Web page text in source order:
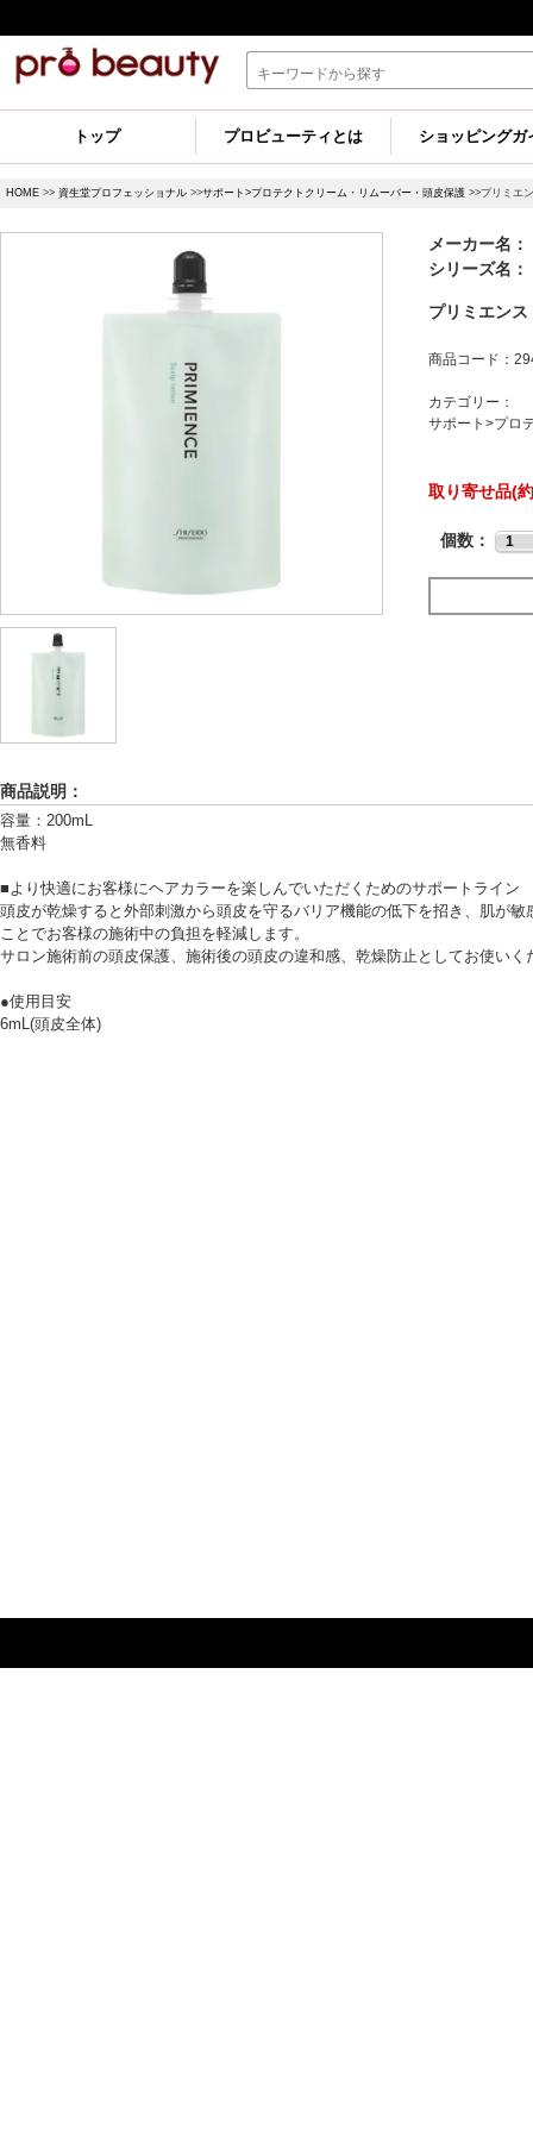
トップ プロビューティとは ショッピングガ
HOME >> 資生堂プロフェッショナル >>サポート>プロテクトクリーム・リムーバー・頭皮保護 >>プリミエ
メーカー名
シリーズ名
プリミエン
商品コード：
カテゴリー：
サポート>プロ
取り寄せ品(
個数：
商品説明：
容量：200mL
無香料
■より快適にお客様にヘアカラーを楽しんでいただくためのサポートライン
頭皮が乾燥すると外部刺激から頭皮を守るバリア機能の低下を招き、肌が
ことでお客様の施術中の負担を軽減します。
サロン施術前の頭皮保護、施術後の頭皮の違和感、乾燥防止としてお使いく
●使用目安
6mL(頭皮全体)